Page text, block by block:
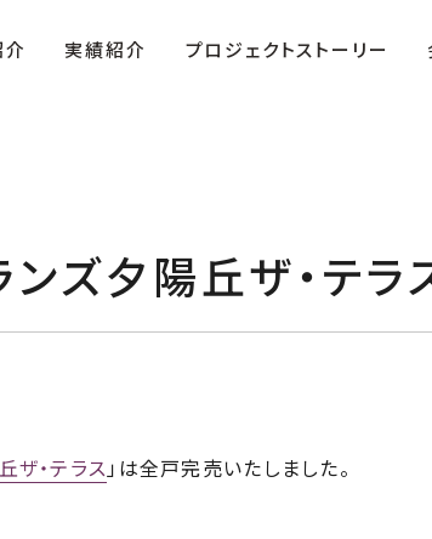
実績紹介 プロジェクトストーリー
沿革
ンズ夕陽丘ザ・テ
ザ・テラス」は全戸完売いたしました。